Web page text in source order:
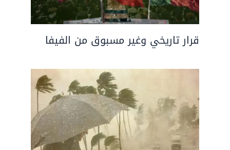
قرار تاريخي وغير مسبوق من الفيفا